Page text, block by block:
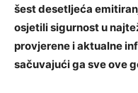
šest desetljeća
osjetili sigurnost u
provjerene i aktualne
sačuvajući ga sve ove